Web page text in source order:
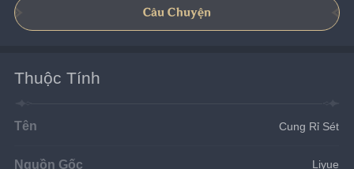
Câu Chuyện
Thuộc Tính
Tên Cung Rỉ Sét
Nguồn Gốc Liyue